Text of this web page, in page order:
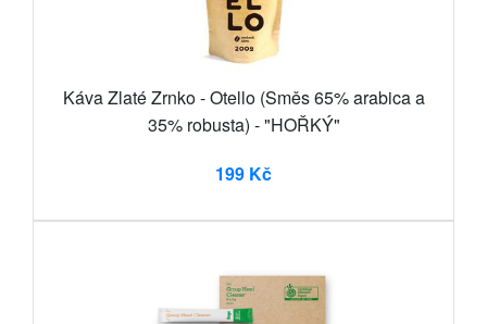
Káva Zlaté Zrnko - Otello (Směs 65% arabica a
35% robusta) - "HOŘKÝ"
199 Kč